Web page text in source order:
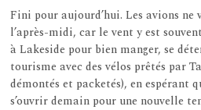
Fini pour aujourd’hui. Les avions ne
l’après-midi, car le vent y est
à Lakeside pour bien manger, se
tourisme avec des vélos prêtés par
démontés et packetés), en espérant
s’ouvrir demain pour une nouvelle